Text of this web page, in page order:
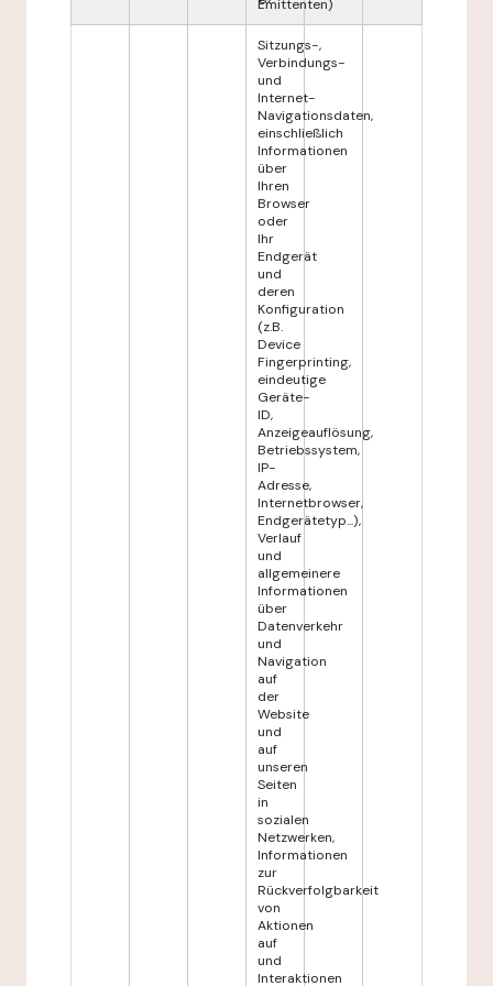
Emittenten)
Sitzungs-,
Verbindungs-
und
Internet-
Navigationsdaten,
einschließlich
Informationen
über
Ihren
Browser
oder
Ihr
Endgerät
und
deren
Konfiguration
(z.B.
Device
Fingerprinting,
eindeutige
Geräte-
ID,
Anzeigeauflösung,
Betriebssystem,
IP-
Adresse,
Internetbrowser,
Endgerätetyp...),
Verlauf
und
allgemeinere
Informationen
über
Datenverkehr
und
Navigation
auf
der
Website
und
auf
unseren
Seiten
in
sozialen
Netzwerken,
Informationen
zur
Rückverfolgbarkeit
von
Aktionen
auf
und
Interaktionen